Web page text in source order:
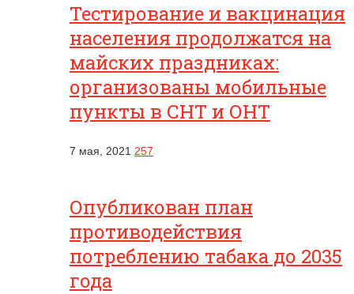
Тестирование и вакцинация
населения продолжатся на
майских праздниках:
организованы мобильные
пункты в СНТ и ОНТ
7 мая, 2021 257
Опубликован план
противодействия
потреблению табака до 2035
года